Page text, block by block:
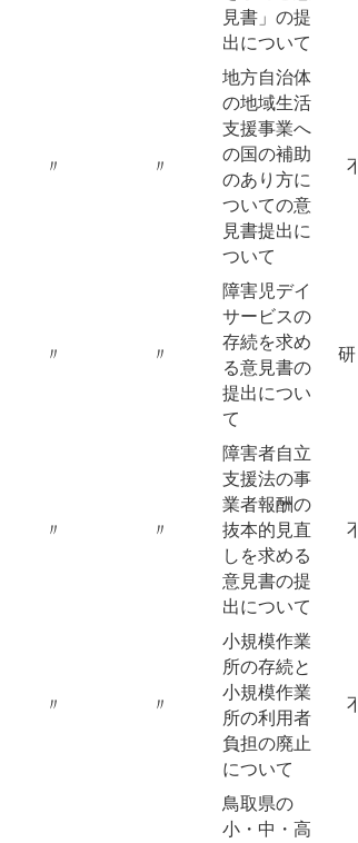
見書」の提
出について
〃 〃
地方自治体
の地域生活
支援事業へ
の国の補助
のあり方に
ついての意
見書提出に
ついて
〃 〃
障害児デイ
サービスの
存続を求め
る意見書の
提出につい
て
研
〃 〃
障害者自立
支援法の事
業者報酬の
抜本的見直
しを求める
意見書の提
出について
〃 〃
小規模作業
所の存続と
小規模作業
所の利用者
負担の廃止
について
鳥取県の
小・中・高